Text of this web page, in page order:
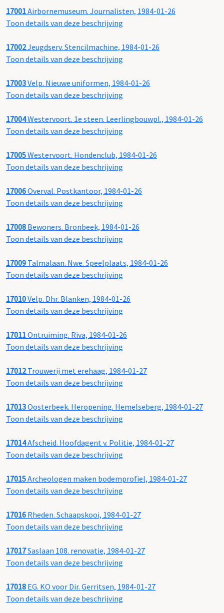
17001Airbornemuseum. Journalisten, 1984-01-26
Toon details van deze beschrijving
17002Jeugdserv. Stencilmachine, 1984-01-26
Toon details van deze beschrijving
17003Velp. Nieuwe uniformen, 1984-01-26
Toon details van deze beschrijving
17004Westervoort. 1e steen. Leerlingbouwpl., 1984-01-26
Toon details van deze beschrijving
17005Westervoort. Hondenclub, 1984-01-26
Toon details van deze beschrijving
17006Overval. Postkantoor, 1984-01-26
Toon details van deze beschrijving
17008 Bewoners. Bronbeek, 1984-01-26
Toon details van deze beschrijving
17009 Talmalaan. Nwe. Speelplaats, 1984-01-26
Toon details van deze beschrijving
17010Velp. Dhr. Blanken, 1984-01-26
Toon details van deze beschrijving
17011Ontruiming. Riva, 1984-01-26
Toon details van deze beschrijving
17012Trouwerij met erehaag, 1984-01-27
Toon details van deze beschrijving
17013Oosterbeek. Heropening. Hemelseberg, 1984-01-27
Toon details van deze beschrijving
17014Afscheid. Hoofdagent v. Politie, 1984-01-27
Toon details van deze beschrijving
17015Archeologen maken bodemprofiel, 1984-01-27
Toon details van deze beschrijving
17016 Rheden. Schaapskooi, 1984-01-27
Toon details van deze beschrijving
17017Saslaan 108. renovatie, 1984-01-27
Toon details van deze beschrijving
17018 EG. KO voor Dir. Gerritsen, 1984-01-27
Toon details van deze beschrijving